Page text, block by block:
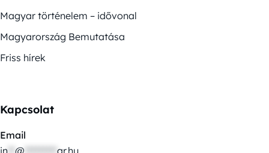
Magyar történelem – idővonal
Magyarország Bemutatása
Friss hírek
Kapcsolat
Email
in @ ar.hu